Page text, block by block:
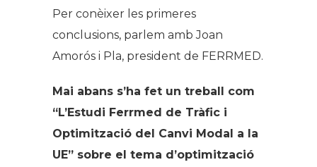
Per conèixer les primeres
conclusions, parlem amb Joan
Amorós i Pla, president de FERRMED.
Mai abans s’ha fet un treball com
“L’Estudi Ferrmed de Tràfic i
Optimització del Canvi Modal a la
UE” sobre el tema d’optimització